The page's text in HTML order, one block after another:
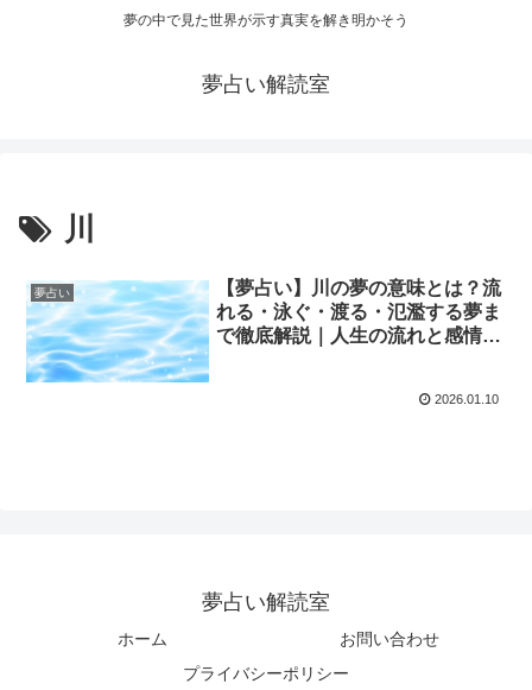
夢の中で見た世界が示す真実を解き明かそう
夢占い解読室
川
夢占い
【夢占い】川の夢の意味とは？流
れる・泳ぐ・渡る・氾濫する夢ま
で徹底解説｜人生の流れと感情の
2026.01.10
夢占い解読室
ホーム
お問い合わせ
プライバシーポリシー